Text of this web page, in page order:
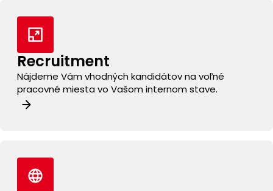
Recruitment
Nájdeme Vám vhodných kandidátov na voľné
pracovné miesta vo Vašom internom stave.